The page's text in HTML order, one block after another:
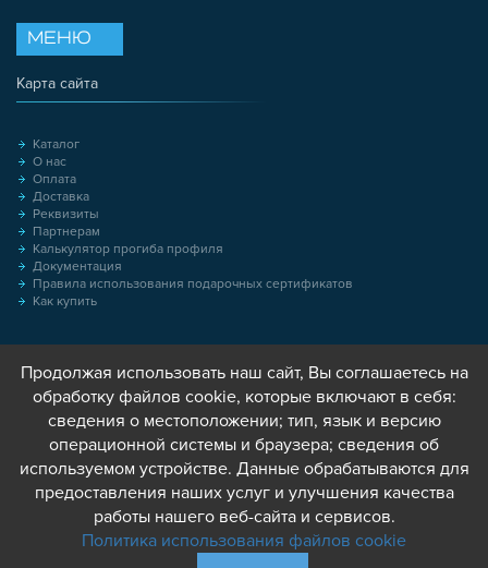
МЕНЮ
Карта сайта
Каталог
О нас
Оплата
Доставка
Реквизиты
Партнерам
Калькулятор прогиба профиля
Документация
Правила использования подарочных сертификатов
Как купить
Продолжая использовать наш сайт, Вы соглашаетесь на
обработку файлов cookie, которые включают в себя:
сведения о местоположении; тип, язык и версию
операционной системы и браузера; сведения об
используемом устройстве. Данные обрабатываются для
предоставления наших услуг и улучшения качества
работы нашего веб-сайта и сервисов.
Политика использования файлов cookie